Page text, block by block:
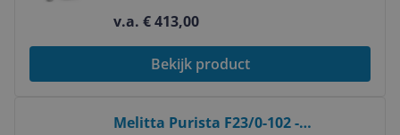
v.a. € 413,00
Bekijk product
Melitta Purista F23/0-102 -